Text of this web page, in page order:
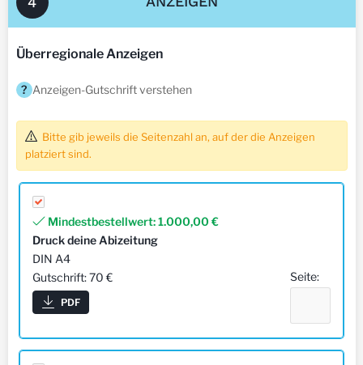
Überregionale Anzeigen
? Anzeigen-Gutschrift verstehen
Bitte gib jeweils die Seitenzahl an, auf der die Anzeigen
platziert sind.
Mindestbestellwert:1.000,00 €
Druck deine Abizeitung
DIN A4
Gutschrift: 70 €
PDF
Seite: